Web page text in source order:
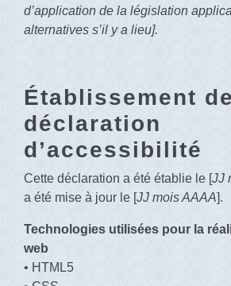
d’application de la législation
alternatives s’il y a lieu].
Établissement
déclaration
d’accessibilité
Cette déclaration a été établie le [JJ
a été mise à jour le [JJ mois AAAA].
Technologies utilisées pour la
web
• HTML5